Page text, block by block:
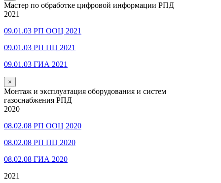
Мастер по обработке цифровой информации РПД
2021
09.01.03 РП ООЦ 2021
09.01.03 РП ПЦ 2021
09.01.03 ГИА 2021
×
Монтаж и эксплуатация оборудования и систем
газоснабжения РПД
2020
08.02.08 РП ООЦ 2020
08.02.08 РП ПЦ 2020
08.02.08 ГИА 2020
2021